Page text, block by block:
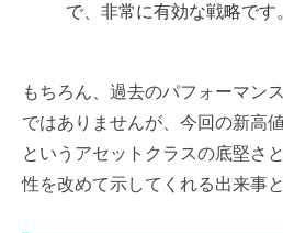
で、非常に有効な戦略です
もちろん、過去のパフォーマン
ではありませんが、今回の新高
というアセットクラスの底堅さ
性を改めて示してくれる出来事